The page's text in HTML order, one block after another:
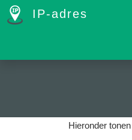
IP-adres
Hieronder